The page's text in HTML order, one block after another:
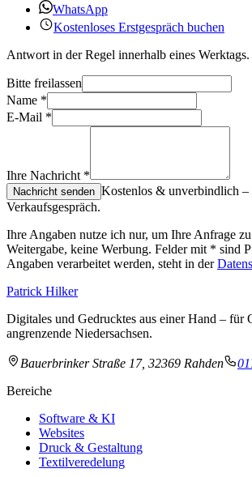
WhatsApp
Kostenloses Erstgespräch buchen
Antwort in der Regel innerhalb eines Werktags.
Bitte freilassen
Name *
E-Mail *
Ihre Nachricht *
Nachricht senden Kostenlos & unverbindlich –
Verkaufsgespräch.
Ihre Angaben nutze ich nur, um Ihre Anfrage
Weitergabe, keine Werbung. Felder mit * sind
Angaben verarbeitet werden, steht in der
Patrick Hilker
Digitales und Gedrucktes aus einer Hand – für
angrenzende Niedersachsen.
Bauerbrinker Straße 17, 32369 Rahden
Bereiche
Software & KI
Websites
Druck & Gestaltung
Textilveredelung